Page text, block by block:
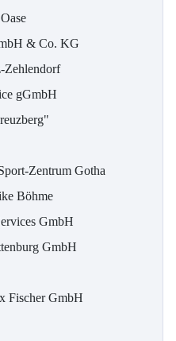
& Co. KG
Zehlendorf
gGmbH
Zentrum Gotha
Böhme
GmbH
GmbH
Fischer GmbH